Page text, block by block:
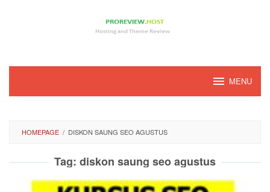
MENU
HOMEPAGE / DISKON SAUNG SEO AGUSTUS
Tag: diskon saung seo agustus